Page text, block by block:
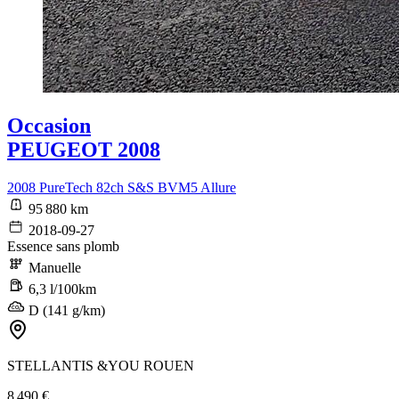
Occasion
PEUGEOT 2008
2008 PureTech 82ch S&S BVM5 Allure
95 880 km
2018-09-27
Essence sans plomb
Manuelle
6,3 l/100km
D (141 g/km)
STELLANTIS &YOU ROUEN
8 490 €